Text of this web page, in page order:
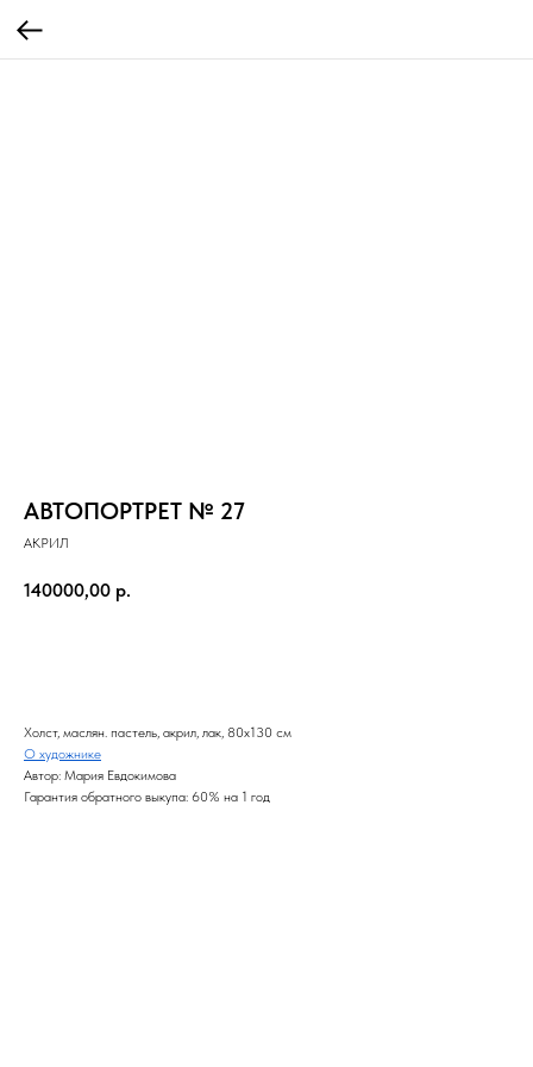
АВТОПОРТРЕТ № 27
АКРИЛ
140000,00 р.
Холст, маслян. пастель, акрил, лак, 80x130 см
О художнике
Автор: Мария Евдокимова
Гарантия обратного выкупа: 60% на 1 год